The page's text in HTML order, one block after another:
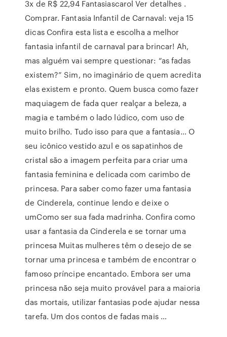
3x de R$ 22,94 Fantasiascarol Ver detalhes .
Comprar. Fantasia Infantil de Carnaval: veja 15
dicas Confira esta lista e escolha a melhor
fantasia infantil de carnaval para brincar! Ah,
mas alguém vai sempre questionar: “as fadas
existem?” Sim, no imaginário de quem acredita
elas existem e pronto. Quem busca como fazer
maquiagem de fada quer realçar a beleza, a
magia e também o lado lúdico, com uso de
muito brilho. Tudo isso para que a fantasia… O
seu icônico vestido azul e os sapatinhos de
cristal são a imagem perfeita para criar uma
fantasia feminina e delicada com carimbo de
princesa. Para saber como fazer uma fantasia
de Cinderela, continue lendo e deixe o
umComo ser sua fada madrinha. Confira como
usar a fantasia da Cinderela e se tornar uma
princesa Muitas mulheres têm o desejo de se
tornar uma princesa e também de encontrar o
famoso príncipe encantado. Embora ser uma
princesa não seja muito provável para a maioria
das mortais, utilizar fantasias pode ajudar nessa
tarefa. Um dos contos de fadas mais …